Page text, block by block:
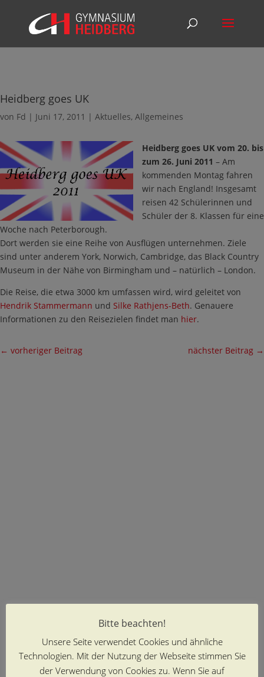
Heidberg goes UK
von Fd | Juni 17, 2011 | Aktuelles, Allgemeines
Heidberg goes UK vom 20. bis
zum 26. Juni 2011 – Am
kommenden Montag fahren
wir nach England! Insgesamt
reisen 42 Schülerinnen und
Schüler der 8. Klassen für eine
Woche nach Peterborough.
Dort werden sie eine Reihe von Ausflügen unternehmen. Ziele
sind unter anderem York, Norwich, Cambridge, das Black Country
Museum in der Nähe von Birmingham und – natürlich – London.
Die Reise, die etwa 3000 km umfassen wird, wird geleitet von
Hendrik Stammermann und Silke Rathjens-Beth. Genauere
Informationen zu den Reisezielen findet man hier.
← vorheriger Beitrag nächster Beitrag →
Bitte beachten!
Unsere Seite verwendet Cookies und ähnliche
Technologien. Mit der Nutzung der Webseite stimmen Sie
der Verwendung von Cookies zu. Wenn Sie auf